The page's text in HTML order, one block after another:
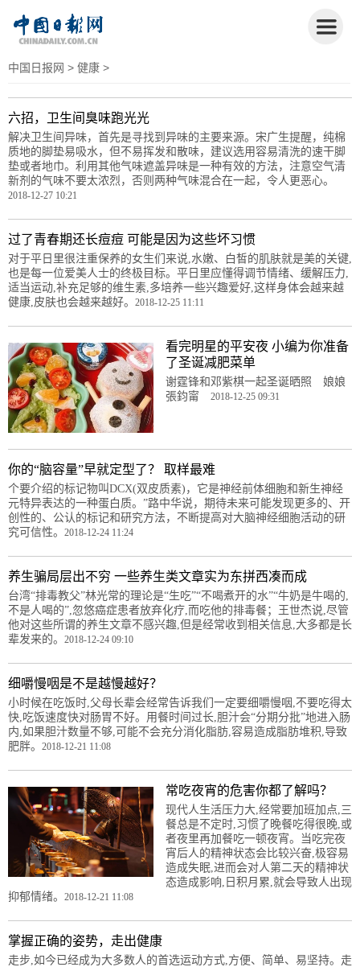
中国日报网 > 健康 >
六招，卫生间臭味跑光光
解决卫生间异味，首先是寻找到异味的主要来源。宋广生提醒，纯棉
质地的脚垫易吸水，但不易挥发和散味，建议选用容易清洗的速干脚
垫或者地巾。利用其他气味遮盖异味是一种有效的方法，注意空气清
新剂的气味不要太浓烈，否则两种气味混合在一起，令人更恶心。
2018-12-27 10:21
过了青春期还长痘痘 可能是因为这些坏习惯
对于平日里很注重保养的女生们来说,水嫩、白皙的肌肤就是美的关键,
也是每一位爱美人士的终极目标。平日里应懂得调节情绪、缓解压力,
适当运动,补充足够的维生素,多培养一些兴趣爱好,这样身体会越来越
健康,皮肤也会越来越好。 2018-12-25 11:11
看完明星的平安夜 小编为你准备
了圣诞减肥菜单
谢霆锋和邓紫棋一起圣诞晒照 娘娘
張鈞甯 2018-12-25 09:31
你的“脑容量”早就定型了？ 取样最难
个要介绍的标记物叫DCX(双皮质素)，它是神经前体细胞和新生神经
元特异表达的一种蛋白质。”路中华说，期待未来可能发现更多的、开
创性的、公认的标记和研究方法，不断提高对大脑神经细胞活动的研
究可信性。 2018-12-24 11:24
养生骗局层出不穷 一些养生类文章实为东拼西凑而成
台湾“排毒教父”林光常的理论是“生吃”“不喝煮开的水”“牛奶是牛喝的,
不是人喝的”,忽悠癌症患者放弃化疗,而吃他的排毒餐；王世杰说,尽管
他对这些所谓的养生文章不感兴趣,但是经常收到相关信息,大多都是长
辈发来的。 2018-12-24 09:10
细嚼慢咽是不是越慢越好？
小时候在吃饭时,父母长辈会经常告诉我们一定要细嚼慢咽,不要吃得太
快,吃饭速度快对肠胃不好。用餐时间过长,胆汁会“分期分批”地进入肠
内,如果胆汁数量不够,可能不会充分消化脂肪,容易造成脂肪堆积,导致
肥胖。 2018-12-21 11:08
常吃夜宵的危害你都了解吗？
现代人生活压力大,经常要加班加点,三
餐总是不定时,习惯了晚餐吃得很晚,或
者夜里再加餐吃一顿夜宵。当吃完夜
宵后人的精神状态会比较兴奋,极容易
造成失眠,进而会对人第二天的精神状
态造成影响,日积月累,就会导致人出现
抑郁情绪。 2018-12-21 11:08
掌握正确的姿势，走出健康
走步,如今已经成为大多数人的首选运动方式,方便、简单、易坚持。走